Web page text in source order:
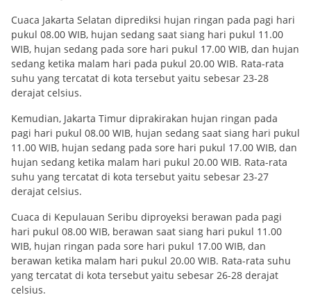
Cuaca Jakarta Selatan diprediksi hujan ringan pada pagi hari
pukul 08.00 WIB, hujan sedang saat siang hari pukul 11.00
WIB, hujan sedang pada sore hari pukul 17.00 WIB, dan hujan
sedang ketika malam hari pada pukul 20.00 WIB. Rata-rata
suhu yang tercatat di kota tersebut yaitu sebesar 23-28
derajat celsius.
Kemudian, Jakarta Timur diprakirakan hujan ringan pada
pagi hari pukul 08.00 WIB, hujan sedang saat siang hari pukul
11.00 WIB, hujan sedang pada sore hari pukul 17.00 WIB, dan
hujan sedang ketika malam hari pukul 20.00 WIB. Rata-rata
suhu yang tercatat di kota tersebut yaitu sebesar 23-27
derajat celsius.
Cuaca di Kepulauan Seribu diproyeksi berawan pada pagi
hari pukul 08.00 WIB, berawan saat siang hari pukul 11.00
WIB, hujan ringan pada sore hari pukul 17.00 WIB, dan
berawan ketika malam hari pukul 20.00 WIB. Rata-rata suhu
yang tercatat di kota tersebut yaitu sebesar 26-28 derajat
celsius.